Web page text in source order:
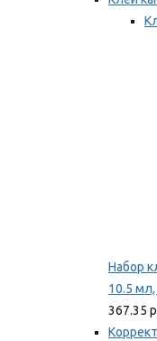
Мы
Набор
10.5
367.35